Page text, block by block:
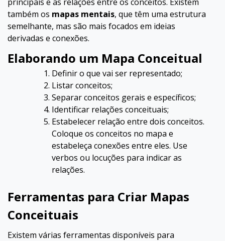
também os mapas mentais, que têm uma estrutura
semelhante, mas são mais focados em ideias
derivadas e conexões.
Elaborando um Mapa Conceitual
Definir o que vai ser representado;
Listar conceitos;
Separar conceitos gerais e específicos;
Identificar relações conceituais;
Estabelecer relação entre dois conceitos.
Coloque os conceitos no mapa e
estabeleça conexões entre eles. Use
verbos ou locuções para indicar as
relações.
Ferramentas para Criar Mapas
Conceituais
Existem várias ferramentas disponíveis para